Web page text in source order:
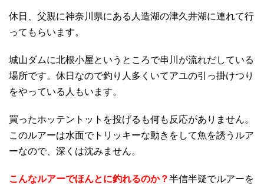
休日、父親に神奈川県にある人造湖の津久井湖に連れて行
ってもらいます。
城山ダムに北根小屋というところで串川が流れだしている
場所です。休日なので釣り人多くいてアユの引っ掛けつり
をやっている人もいます。
買ったホッテントットを投げるも何も反応がありません。
このルアーは水面でトリッキーな動きをして魚を誘うルア
ーなので、深くは沈みません。
こんなルアーでほんとに釣れるのか？半信半疑でルアーを